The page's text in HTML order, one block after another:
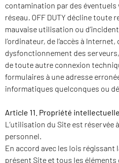
contamination par des
réseau. OFF DUTY décline toute
mauvaise utilisation ou
l’ordinateur, de l’accès à
dysfonctionnement des
de toute autre connexion
formulaires à une adresse
informatiques quelconques ou
Article 11. Propriété intellectuelle
L’utilisation du Site est réservée
personnel.
En accord avec les lois
présent Site et tous les